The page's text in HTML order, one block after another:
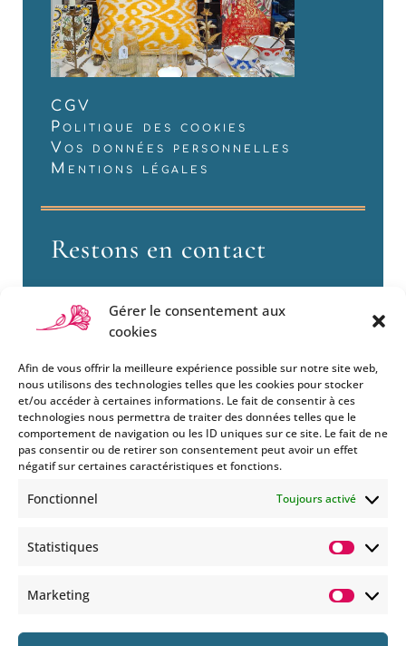
Gérer le consentement aux
cookies
Afin de vous offrir la meilleure expérience possible sur notre site web,
nous utilisons des technologies telles que les cookies pour stocker
et/ou accéder à certaines informations. Le fait de consentir à ces
technologies nous permettra de traiter des données telles que le
comportement de navigation ou les ID uniques sur ce site. Le fait de ne
pas consentir ou de retirer son consentement peut avoir un effet
négatif sur certaines caractéristiques et fonctions.
Fonctionnel Toujours activé
Statistiques
Marketing
CGV
Politique des cookies
Vos données personnelles
Mentions légales
Restons en contact
Si vous souhaitez être informés
des nouveautés et évènements
que nous organisons
abonnez-vous à notre
de nos MMS.
En savoir plus